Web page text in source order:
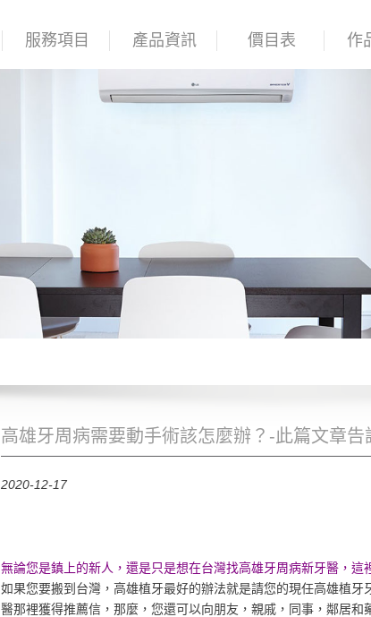
服務項目 產品資訊 價目表 作
高雄牙周病需要動手術該怎麼辦？-此篇文章告
2020-12-17
無論您是鎮上的新人，還是只是想在台灣找高雄牙周病新牙醫，這
如果您要搬到台灣，高雄植牙最好的辦法就是請您的現任高雄植
醫那裡獲得推薦信，那麼，您還可以向朋友，親戚，同事，鄰居和